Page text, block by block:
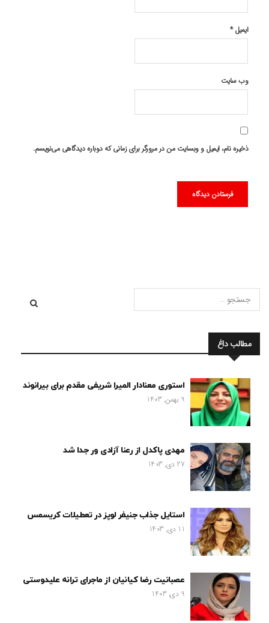
ایمیل*
وب‌ سایت
ذخیره نام، ایمیل و وبسایت من در مرورگر برای زمانی که دوباره دیدگاهی می‌نویسم.
مطالب داغ
استوری معنادار المیرا شریفی مقدم برای بیرانوند
9 بهمن, 1403
مهدی پاکدل از رعنا آزادی ور جدا شد
27 دی, 1403
استایل جذاب جنیفر لوپز در تعطیلات کریسمس
11 دی, 1403
عصبانیت رضا کیانیان از ماجرای ترانه علیدوستی
9 دی, 1403